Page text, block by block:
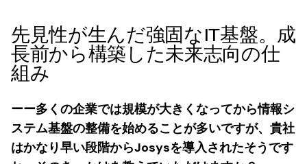
先見性が生んだ強固なIT基盤。成
長前から構築した未来志向の仕
組み
ーー多くの企業では規模が大きくなってから情報シ
ステム基盤の整備を始めることが多いですが、貴社
はかなり早い段階からJosysを導入されたそうです